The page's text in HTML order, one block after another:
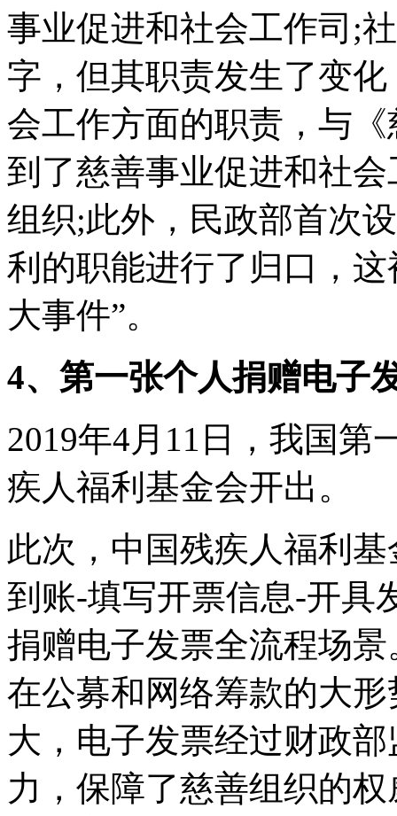
事业促进和社会工作司;
字，但其职责发生了变
会工作方面的职责，与
到了慈善事业促进和社
组织;此外，民政部首次
利的职能进行了归口，
大事件”。
4、第一张个人捐赠电子
2019年4月11日，我国第
疾人福利基金会开出。
此次，中国残疾人福利
到账-填写开票信息-开具
捐赠电子发票全流程场
在公募和网络筹款的大
大，电子发票经过财政
力，保障了慈善组织的